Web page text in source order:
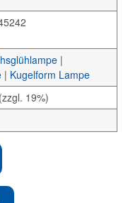
|
| Kugelform Lampe
19%)